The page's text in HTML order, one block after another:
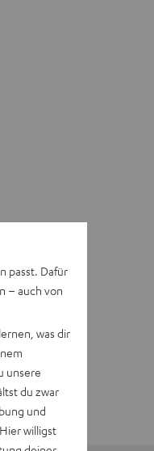
passt. Dafür
– auch von
was dir
unsere
du zwar
und
willigst